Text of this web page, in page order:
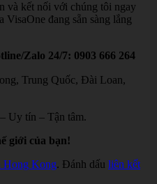
và kết nối với chúng tôi ngay
đang sẵn sàng lắng
Zalo 24/7: 0903 666 264
Trung Quốc, Đài Loan,
Uy tín – Tận tâm.
giới của bạn!
Hong Kong. Đánh dấu liên kết